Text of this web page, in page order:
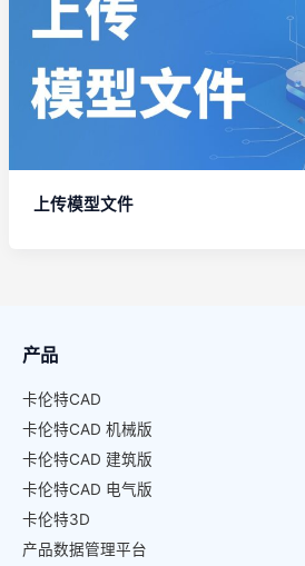
上传模型文件
产品
卡伦特CAD
卡伦特CAD 机械版
卡伦特CAD 建筑版
卡伦特CAD 电气版
卡伦特3D
产品数据管理平台